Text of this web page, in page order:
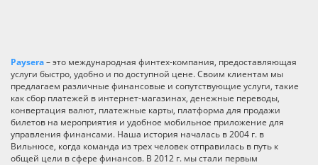
Paysera– это международная финтех-компания, предоставляющая
услуги быстро, удобно и по доступной цене. Своим клиентам мы
предлагаем различные финансовые и сопутствующие услуги, такие
как сбор платежей в интернет-магазинах, денежные переводы,
конвертация валют, платежные карты, платформа для продажи
билетов на мероприятия и удобное мобильное приложение для
управления финансами. Наша история началась в 2004 г. в
Вильнюсе, когда команда из трех человек отправилась в путь к
общей цели в сфере финансов. В 2012 г. мы стали первым